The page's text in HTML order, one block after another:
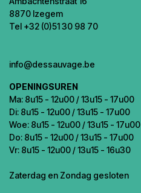
8870 Izegem
Tel +32 (0)51 30 98 70
info@dessauvage.be
OPENINGSUREN
Ma: 8u15 - 12u00 / 13u15 - 17u00
Di: 8u15 - 12u00 / 13u15 - 17u00
Woe: 8u15 - 12u00 / 13u15 - 17u00
Do: 8u15 - 12u00 / 13u15 - 17u00
Vr: 8u15 - 12u00 / 13u15 - 16u30
Zaterdag en Zondag gesloten